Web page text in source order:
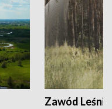
Zawód Leśnik